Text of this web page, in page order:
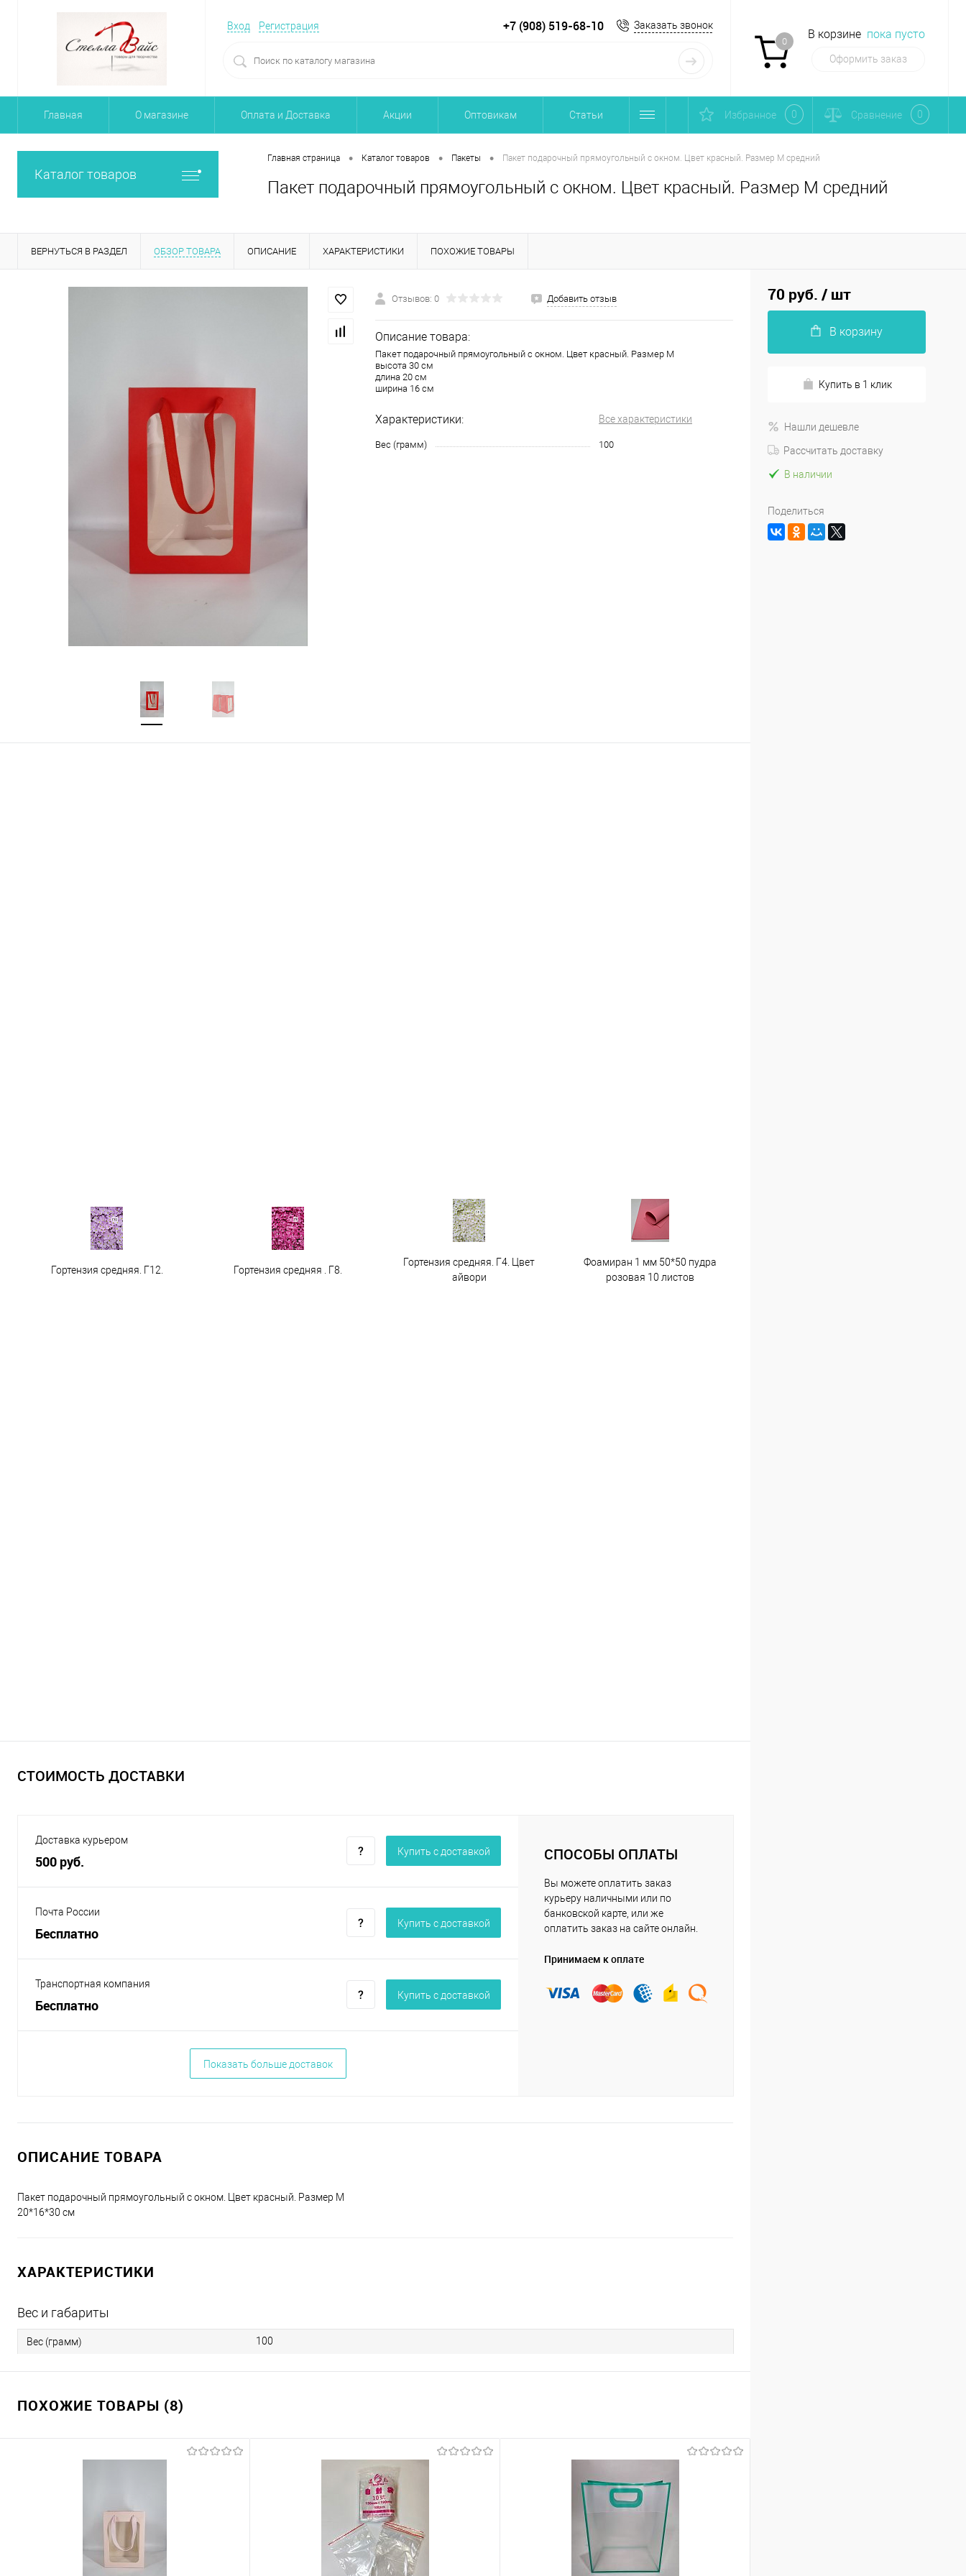
Вход Регистрация +7 (908) 519-68-10 Заказать звонок
0
В корзине пока пусто
Оформить заказ
Главная О магазине Оплата и Доставка Акции Оптовикам Статьи Избранное 0 Сравнение 0
Каталог товаров
Главная страница • Каталог товаров • Пакеты • Пакет подарочный прямоугольный с окном. Цвет красный. Размер М средний
Пакет подарочный прямоугольный с окном. Цвет красный. Размер М средний
ВЕРНУТЬСЯ В РАЗДЕЛ ОБЗОР ТОВАРА ОПИСАНИЕ ХАРАКТЕРИСТИКИ ПОХОЖИЕ ТОВАРЫ
Отзывов: 0 Добавить отзыв
Описание товара:
Пакет подарочный прямоугольный с окном. Цвет красный. Размер М
высота 30 см
длина 20 см
ширина 16 см
Характеристики: Все характеристики
Вес (грамм) 100
Гортензия средняя. Г12. Гортензия средняя . Г8.
Гортензия средняя. Г4. Цвет
айвори
Фоамиран 1 мм 50*50 пудра
розовая 10 листов
СТОИМОСТЬ ДОСТАВКИ
Доставка курьером
500 руб.
Купить c доставкой
Почта России
Бесплатно
Купить c доставкой
Транспортная компания
Бесплатно
Купить c доставкой
Показать больше доставок
СПОСОБЫ ОПЛАТЫ
Вы можете оплатить заказ
курьеру наличными или по
банковской карте, или же
оплатить заказ на сайте онлайн.
Принимаем к оплате
ОПИСАНИЕ ТОВАРА
Пакет подарочный прямоугольный с окном. Цвет красный. Размер М
20*16*30 см
ХАРАКТЕРИСТИКИ
Вес и габариты
Вес (грамм) 100
ПОХОЖИЕ ТОВАРЫ (8)
70 руб. / шт
В корзину
Купить в 1 клик
Нашли дешевле
Рассчитать доставку
В наличии
Поделиться